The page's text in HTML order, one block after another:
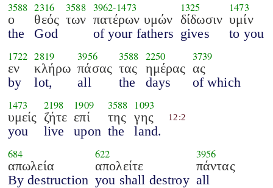
3588
ο
the
2316
θεός
God
3588
των
3962-1473
πατέρων υμών
of your fathers
1325
δίδωσιν
gives
1473
υμίν
to you
1722
εν
by
2819
κλήρω
lot,
3956
πάσας
all
3588
τας
the
2250
ημέρας
days
3739
ας
of which
1473
υμείς
you
2198
ζήτε
live
1909
επί
upon
3588
της
the
1093
γης
land.
12:2
684
απωλεία
By destruction
622
απολείτε
you shall destroy
3956
πάντας
all